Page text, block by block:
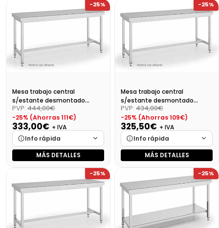
Cargando…
Disponibilidad
Cargando…
Cargando…
Disponibilidad
Cargando…
-25%
Mesa trabajo central
s/estante desmontado
Dim:800X700X850
PVP: 444,00€
-25% (Ahorras 111€)
333,00€ + IVA
Info rápida
Marca
Cargando…
Cargando…
Disponibilidad
Cargando…
MÁS DETALLES
-25%
Mesa trabajo central
s/estante desmontado
Dim:700X700X850 Mm
PVP: 434,00€
-25% (Ahorras 109€)
325,50€ + IVA
Info rápida
Marca
Cargando…
Cargando…
Disponibilidad
Cargando…
393,85 €
MÁS DETALLES
-25% -25%